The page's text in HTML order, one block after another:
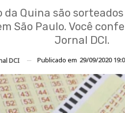
da Quina são
São Paulo. Você
Jornal DCI.
DCI Publicado em 29/09/2020